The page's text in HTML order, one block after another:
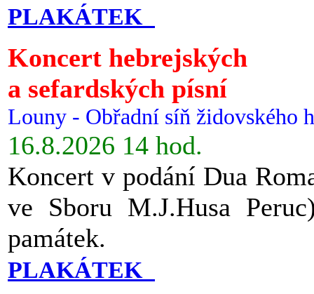
PLAKÁTEK
Koncert hebrejských
a sefardských písní
Louny - Obřadní síň židovského
16.8.2026 14 hod.
Koncert v podání Dua
ve Sboru M.J.Husa
památek.
PLAKÁTEK